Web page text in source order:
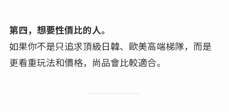
第四，想要性價比的人。
如果你不是只追求頂級日韓、歐美高端梯隊，而是
更看重玩法和價格，尚品會比較適合。